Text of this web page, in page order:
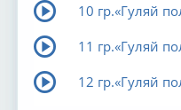
10 гр.«Гуляй
11 гр.«Гуляй
12 гр.«Гуляй